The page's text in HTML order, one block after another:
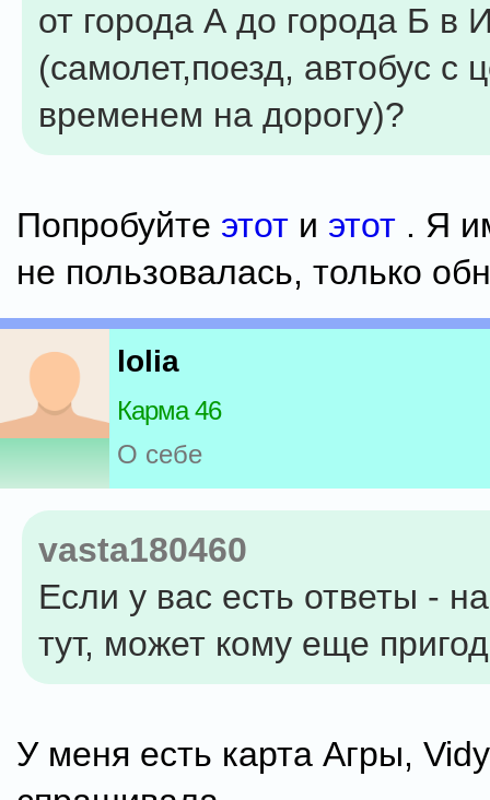
от города А до города Б в
(самолет,поезд, автобус с
временем на дорогу)?
Попробуйте этот и этот . Я
не пользовалась, только
lolia
Карма 46
О себе
vasta180460
Если у вас есть ответы -
тут, может кому еще
У меня есть карта Агры,